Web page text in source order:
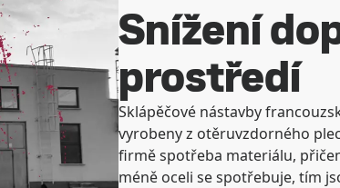
Snížení
prostředí
Sklápěčové nástavby
vyrobeny z otěruvzdorného
firmě spotřeba materiálu,
méně oceli se spotřebuje, tím